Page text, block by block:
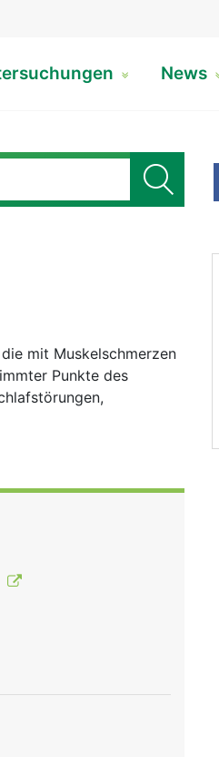
News
mit Muskelschmerzen
Punkte des